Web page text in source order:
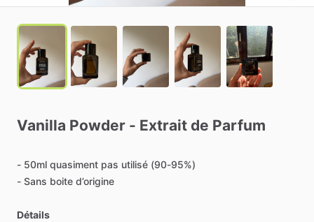
Vanilla Powder - Extrait de Parfum
- 50ml quasiment pas utilisé (90-95%)
- Sans boite d’origine
Détails